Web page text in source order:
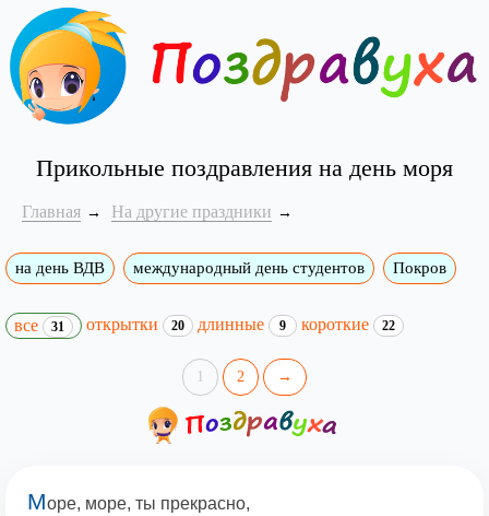
Прикольные поздравления на день моря
Главная На другие праздники
на день ВДВ международный день студентов Покров
все 31 открытки 20 длинные 9 короткие 22
1 2 →
Море, море, ты прекрасно,